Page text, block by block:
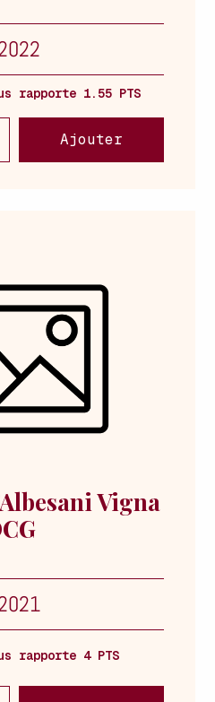
rapporte 1.55 PTS
Ajouter
Vigna
rapporte 4 PTS